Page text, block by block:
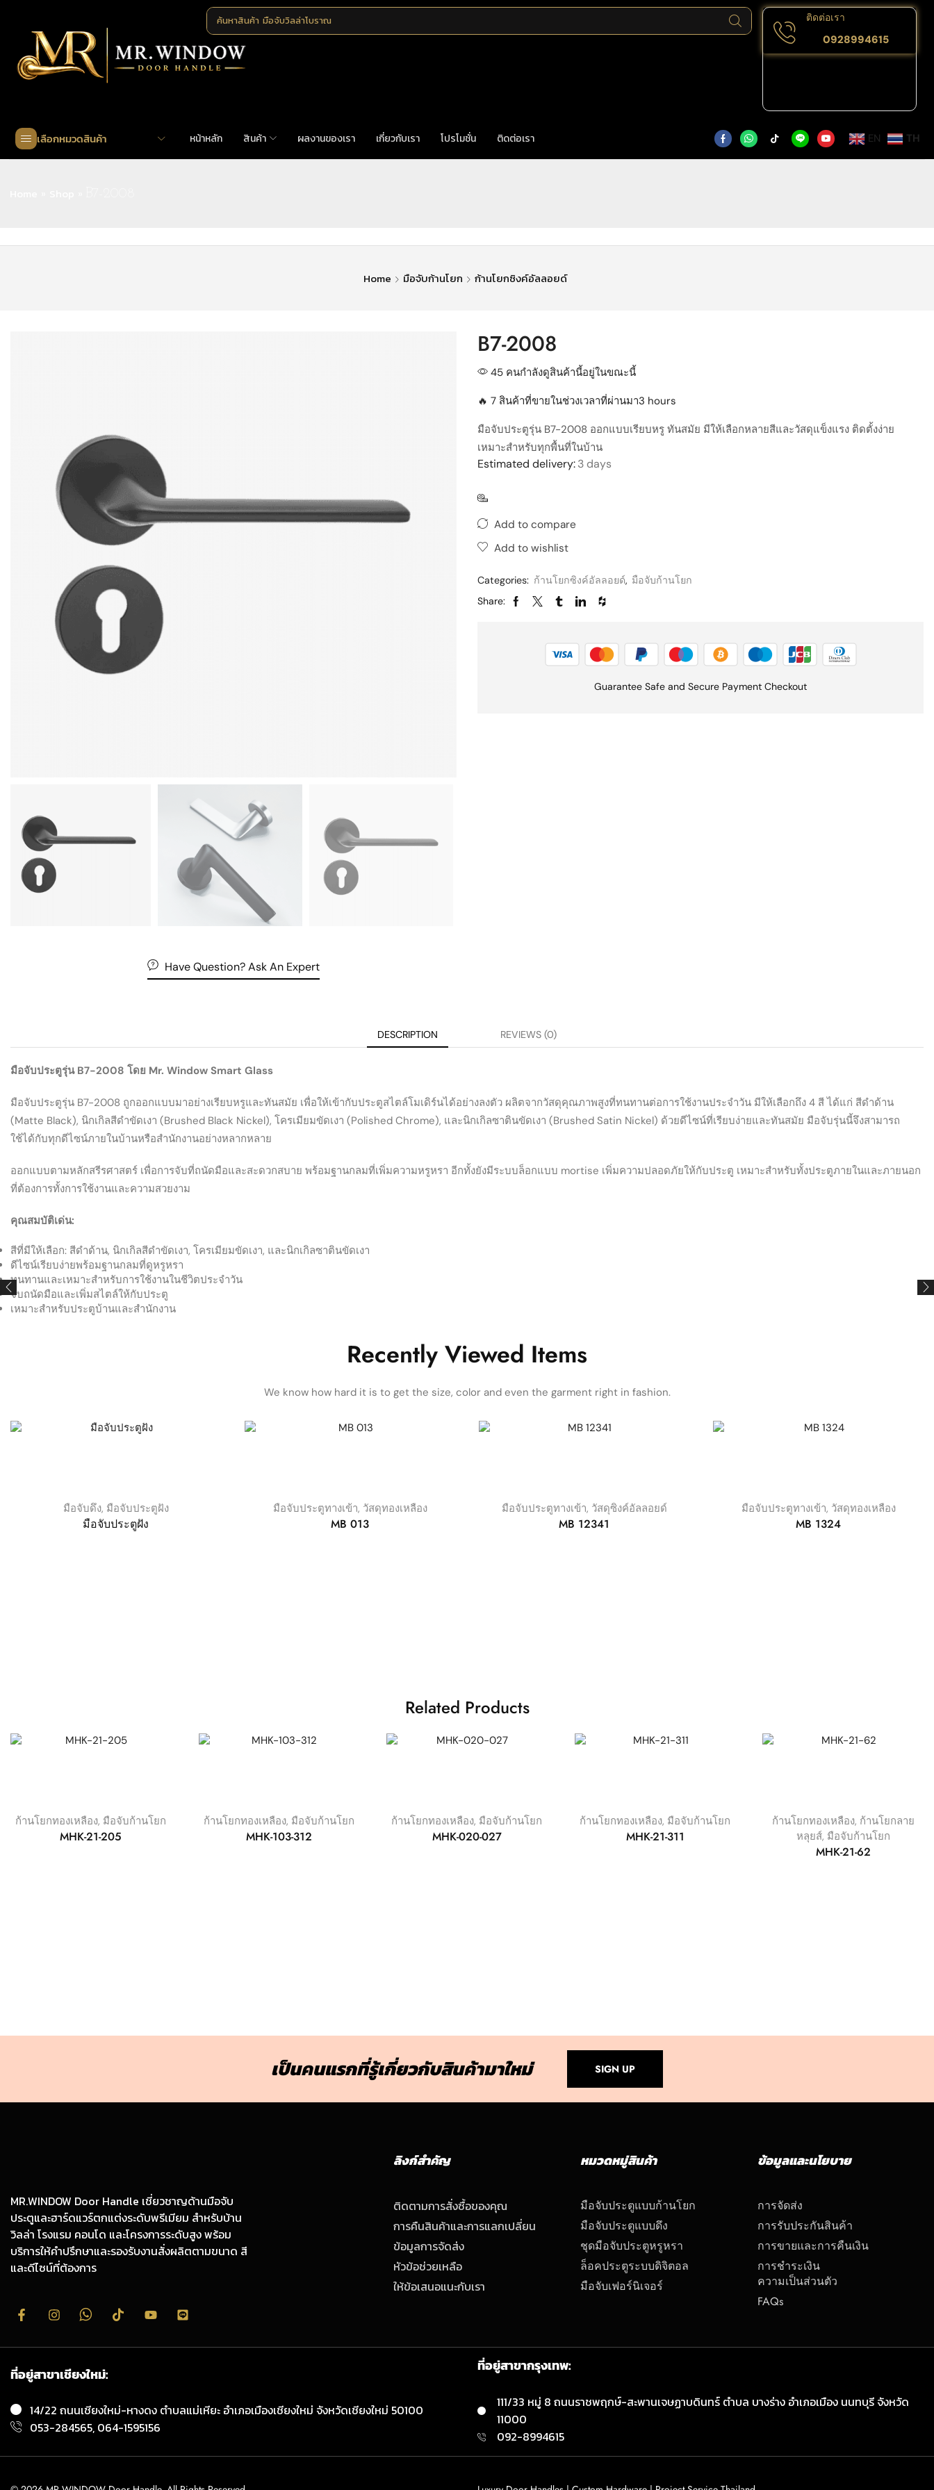
ค้นหาสินค้า มือจับวิลล่าโบราณ ติดต่อเรา
0928994615
เลือกหมวดสินค้า หน้าหลัก สินค้า ผลงานของเรา เกี่ยวกับเรา โปรโมชั่น ติดต่อเรา EN TH
Home มือจับก้านโยก ก้านโยกซิงค์อัลลอยด์
Have Question? Ask An Expert
B7-2008
45 คนกำลังดูสินค้านี้อยู่ในขณะนี้
🔥 7 สินค้าที่ขายในช่วงเวลาที่ผ่านมา3 hours
มือจับประตูรุ่น B7-2008 ออกแบบเรียบหรู ทันสมัย มีให้เลือกหลายสีและวัสดุแข็งแรง ติดตั้งง่าย
เหมาะสำหรับทุกพื้นที่ในบ้าน
Estimated delivery:3 days
Add to compare
Add to wishlist
Categories: ก้านโยกซิงค์อัลลอยด์, มือจับก้านโยก
Share:
Guarantee Safe and Secure Payment Checkout
DESCRIPTION REVIEWS (0)
มือจับประตูรุ่น B7-2008 โดย Mr. Window Smart Glass
มือจับประตูรุ่น B7-2008 ถูกออกแบบมาอย่างเรียบหรูและทันสมัย เพื่อให้เข้ากับประตูสไตล์โมเดิร์นได้อย่างลงตัว ผลิตจากวัสดุคุณภาพสูงที่ทนทานต่อการใช้งานประจำวัน มีให้เลือกถึง 4 สี ได้แก่ สีดำด้าน
(Matte Black), นิกเกิลสีดำขัดเงา (Brushed Black Nickel), โครเมียมขัดเงา (Polished Chrome), และนิกเกิลซาตินขัดเงา (Brushed Satin Nickel) ด้วยดีไซน์ที่เรียบง่ายและทันสมัย มือจับรุ่นนี้จึงสามารถ
ใช้ได้กับทุกดีไซน์ภายในบ้านหรือสำนักงานอย่างหลากหลาย
ออกแบบตามหลักสรีรศาสตร์ เพื่อการจับที่ถนัดมือและสะดวกสบาย พร้อมฐานกลมที่เพิ่มความหรูหรา อีกทั้งยังมีระบบล็อกแบบ mortise เพิ่มความปลอดภัยให้กับประตู เหมาะสำหรับทั้งประตูภายในและภายนอก
ที่ต้องการทั้งการใช้งานและความสวยงาม
คุณสมบัติเด่น:
สีที่มีให้เลือก: สีดำด้าน, นิกเกิลสีดำขัดเงา, โครเมียมขัดเงา, และนิกเกิลซาตินขัดเงา
ดีไซน์เรียบง่ายพร้อมฐานกลมที่ดูหรูหรา
ทนทานและเหมาะสำหรับการใช้งานในชีวิตประจำวัน
จับถนัดมือและเพิ่มสไตล์ให้กับประตู
เหมาะสำหรับประตูบ้านและสำนักงาน
Recently Viewed Items
We know how hard it is to get the size, color and even the garment right in fashion.
มือจับดึง, มือจับประตูฝัง
มือจับประตูฝัง
มือจับประตูทางเข้า, วัสดุทองเหลือง
MB 013
มือจับประตูทางเข้า, วัสดุซิงค์อัลลอยด์
MB 12341
มือจับประตูทางเข้า, วัสดุทองเหลือง
MB 1324
Related Products
ก้านโยกทองเหลือง, มือจับก้านโยก
MHK-21-205
ก้านโยกทองเหลือง, มือจับก้านโยก
MHK-103-312
ก้านโยกทองเหลือง, มือจับก้านโยก
MHK-020-027
ก้านโยกทองเหลือง, มือจับก้านโยก
MHK-21-311
ก้านโยกทองเหลือง, ก้านโยกลาย
หลุยส์, มือจับก้านโยก
MHK-21-62
เป็นคนแรกที่รู้เกี่ยวกับสินค้ามาใหม่ SIGN UP
MR.WINDOW Door Handle เชี่ยวชาญด้านมือจับ
ประตูและฮาร์ดแวร์ตกแต่งระดับพรีเมียม สำหรับบ้าน
วิลล่า โรงแรม คอนโด และโครงการระดับสูง พร้อม
บริการให้คำปรึกษาและรองรับงานสั่งผลิตตามขนาด สี
และดีไซน์ที่ต้องการ
ลิงก์สำคัญ
ติดตามการสั่งซื้อของคุณ
การคืนสินค้าและการแลกเปลี่ยน
ข้อมูลการจัดส่ง
หัวข้อช่วยเหลือ
ให้ข้อเสนอแนะกับเรา
หมวดหมู่สินค้า
มือจับประตูแบบก้านโยก
มือจับประตูแบบดึง
ชุดมือจับประตูหรูหรา
ล็อคประตูระบบดิจิตอล
มือจับเฟอร์นิเจอร์
ข้อมูลและนโยบาย
การจัดส่ง
การรับประกันสินค้า
การขายและการคืนเงิน
การชำระเงิน
ความเป็นส่วนตัว
FAQs
ที่อยู่สาขาเชียงใหม่:
14/22 ถนนเชียงใหม่-หางดง ตำบลแม่เหียะ อำเภอเมืองเชียงใหม่ จังหวัดเชียงใหม่ 50100
053-284565, 064-1595156
ที่อยู่สาขากรุงเทพ:
111/33 หมู่ 8 ถนนราชพฤกษ์-สะพานเจษฏาบดินทร์ ตำบล บางร่าง อำเภอเมือง นนทบุรี จังหวัด
11000
092-8994615